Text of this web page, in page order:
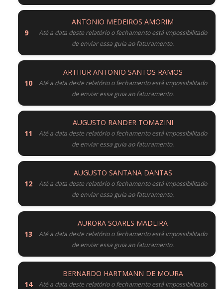
ANTONIO MEDEIROS AMORIM
Até a data deste relatório o fechamento está impossibilitado
de enviar essa guia ao faturamento.
ARTHUR ANTONIO SANTOS RAMOS
Até a data deste relatório o fechamento está impossibilitado
de enviar essa guia ao faturamento.
AUGUSTO RANDER TOMAZINI
Até a data deste relatório o fechamento está impossibilitado
de enviar essa guia ao faturamento.
AUGUSTO SANTANA DANTAS
Até a data deste relatório o fechamento está impossibilitado
de enviar essa guia ao faturamento.
AURORA SOARES MADEIRA
Até a data deste relatório o fechamento está impossibilitado
de enviar essa guia ao faturamento.
BERNARDO HARTMANN DE MOURA
Até a data deste relatório o fechamento está impossibilitado